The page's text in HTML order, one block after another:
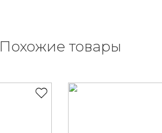
Похожие товары